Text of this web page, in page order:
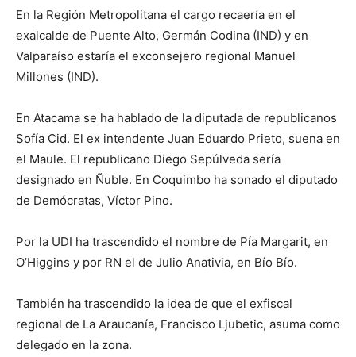
En la Región Metropolitana el cargo recaería en el
exalcalde de Puente Alto, Germán Codina (IND) y en
Valparaíso estaría el exconsejero regional Manuel
Millones (IND).
En Atacama se ha hablado de la diputada de republicanos
Sofía Cid. El ex intendente Juan Eduardo Prieto, suena en
el Maule. El republicano Diego Sepúlveda sería
designado en Ñuble. En Coquimbo ha sonado el diputado
de Demócratas, Víctor Pino.
Por la UDI ha trascendido el nombre de Pía Margarit, en
O’Higgins y por RN el de Julio Anativia, en Bío Bío.
También ha trascendido la idea de que el exfiscal
regional de La Araucanía, Francisco Ljubetic, asuma como
delegado en la zona.